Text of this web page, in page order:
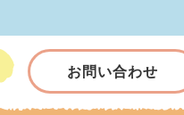
お問い合わせ